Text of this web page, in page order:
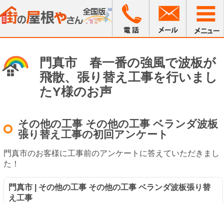
門真市 春一番の強風で波板が
飛散、張り替え工事を行いまし
たY様のお声
その他の工事 その他の工事 ベランダ波板
張り替え工事の初回アンケート
門真市のお客様に工事前のアンケートに答えていただきまし
た！
門真市 | その他の工事 その他の工事 ベランダ波板張り替
え工事